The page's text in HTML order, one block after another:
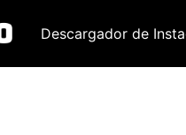
Descargador de